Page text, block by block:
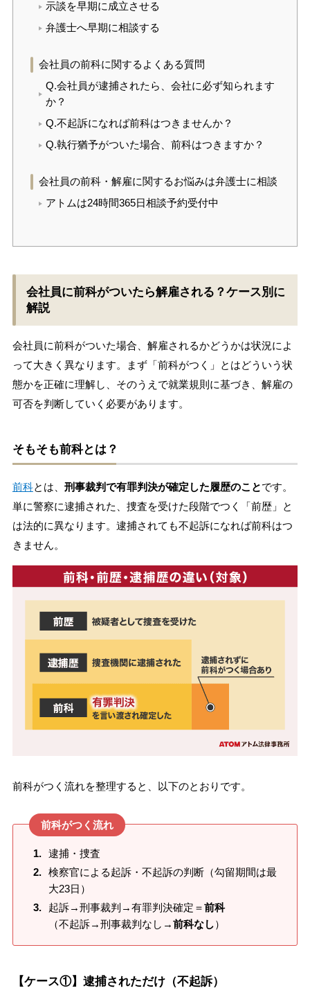
示談を早期に成立させる
弁護士へ早期に相談する
会社員の前科に関するよくある質問
Q.会社員が逮捕されたら、会社に必ず知られます
か？
Q.不起訴になれば前科はつきませんか？
Q.執行猶予がついた場合、前科はつきますか？
会社員の前科・解雇に関するお悩みは弁護士に相談
アトムは24時間365日相談予約受付中
会社員に前科がついたら解雇される？ケース別に
解説
会社員に前科がついた場合、解雇されるかどうかは状況によ
って大きく異なります。まず「前科がつく」とはどういう状
態かを正確に理解し、そのうえで就業規則に基づき、解雇の
可否を判断していく必要があります。
そもそも前科とは？
前科とは、 刑事裁判で有罪判決が確定した履歴のことです。
単に警察に逮捕された、捜査を受けた段階でつく「前歴」と
は法的に異なります。逮捕されても不起訴になれば前科はつ
きません。
前科がつく流れを整理すると、以下のとおりです。
前科がつく流れ
逮捕・捜査
検察官による起訴・不起訴の判断（勾留期間は最
大23日）
起訴→刑事裁判→有罪判決確定＝前科
（不起訴→刑事裁判なし→前科なし）
【ケース①】逮捕されただけ（不起訴）